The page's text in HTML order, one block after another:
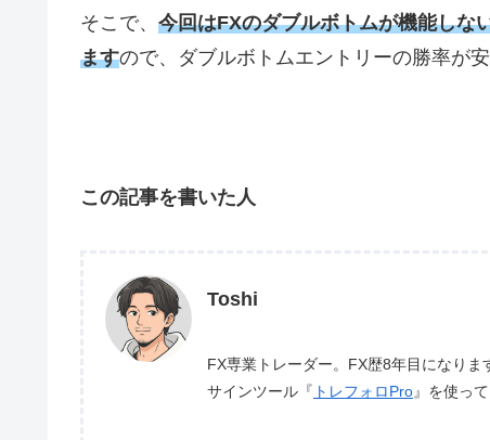
そこで、 今回はFXのダブルボトムが機能しな
ますので、ダブルボトムエントリーの勝率が
この記事を書いた人
Toshi
FX専業トレーダー。FX歴8年目になり
サインツール『 トレフォロPro』を使っ